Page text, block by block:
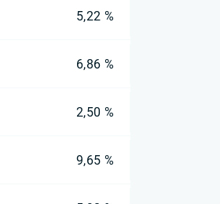
5,22 %
6,86 %
2,50 %
9,65 %